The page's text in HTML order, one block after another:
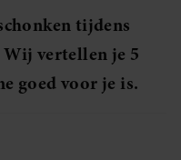
tijdens
vertellen je 5
goed voor je is.